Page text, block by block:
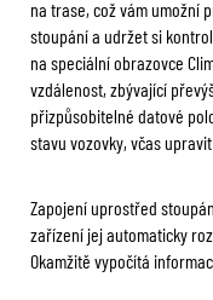
na trase, což vám umožní
stoupání a udržet si
na speciální obrazovce
vzdálenost, zbývající
přizpůsobitelné datové
stavu vozovky, včas
Zapojení uprostřed
zařízení jej automaticky
Okamžitě vypočítá